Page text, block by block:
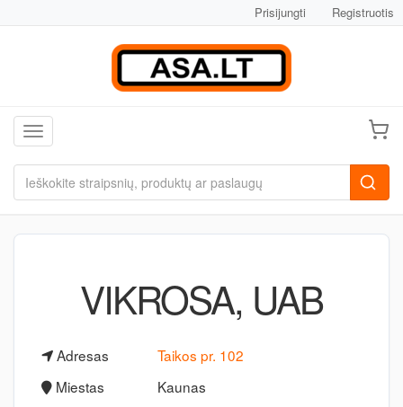
Prisijungti Registruotis
Toggle navigation
VIKROSA, UAB
Adresas
Taikos pr. 102
Miestas
Kaunas